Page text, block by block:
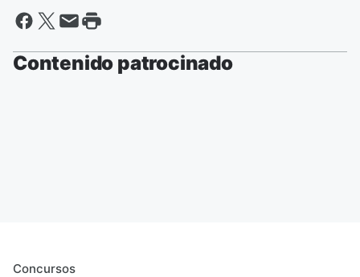
Contenido patrocinado
Concursos